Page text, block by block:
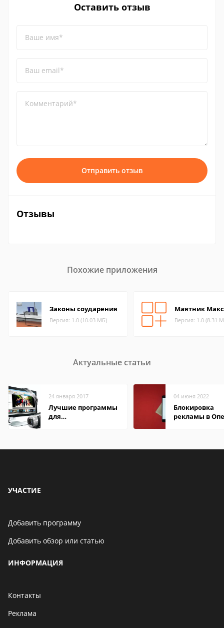
Оставить отзыв
Ваше имя*
Ваш email*
Комментарий*
Отправить отзыв
Отзывы
Похожие приложения
Законы соударения
Версия: 1.0 (10.03 МБ)
Маятник
Версия: 1.0 (8.31
Актуальные статьи
24 января 2017
Лучшие программы
для
04 июня 2022
Блокировка
рекламы в
УЧАСТИЕ
Добавить программу
Добавить обзор или статью
ИНФОРМАЦИЯ
Контакты
Реклама